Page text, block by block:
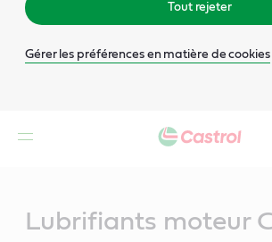
Tout rejeter
Gérer les préférences en matière de cookies
Lubrifiants moteur